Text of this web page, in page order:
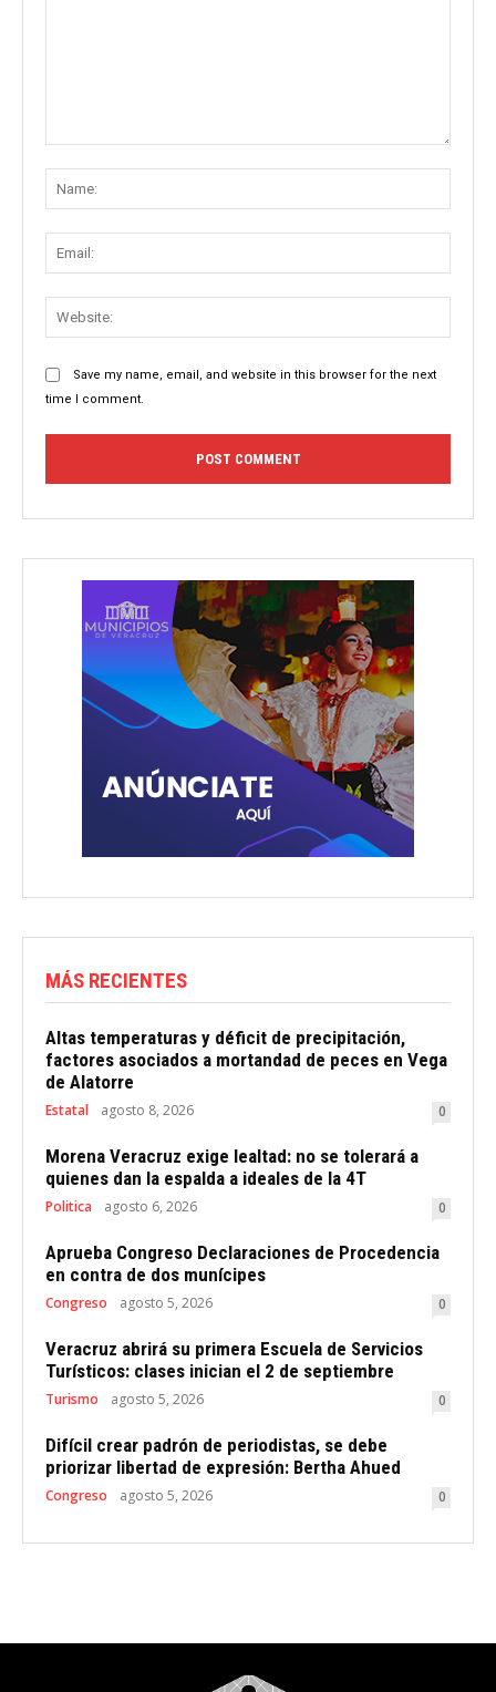
Save my name, email, and website in this browser for the next
time I comment.
MÁS RECIENTES
Altas temperaturas y déficit de precipitación,
factores asociados a mortandad de peces en Vega
de Alatorre
Estatal agosto 8, 2026 0
Morena Veracruz exige lealtad: no se tolerará a
quienes dan la espalda a ideales de la 4T
Politica agosto 6, 2026 0
Aprueba Congreso Declaraciones de Procedencia
en contra de dos munícipes
Congreso agosto 5, 2026 0
Veracruz abrirá su primera Escuela de Servicios
Turísticos: clases inician el 2 de septiembre
Turismo agosto 5, 2026 0
Difícil crear padrón de periodistas, se debe
priorizar libertad de expresión: Bertha Ahued
Congreso agosto 5, 2026 0